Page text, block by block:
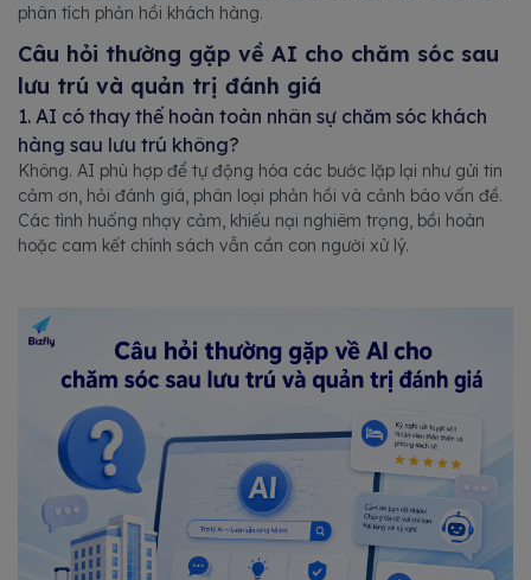
phân tích phản hồi khách hàng.
Câu hỏi thường gặp về AI cho chăm sóc sau
lưu trú và quản trị đánh giá
1. AI có thay thế hoàn toàn nhân sự chăm sóc khách
hàng sau lưu trú không?
Không. AI phù hợp để tự động hóa các bước lặp lại như gửi tin
cảm ơn, hỏi đánh giá, phân loại phản hồi và cảnh báo vấn đề.
Các tình huống nhạy cảm, khiếu nại nghiêm trọng, bồi hoàn
hoặc cam kết chính sách vẫn cần con người xử lý.